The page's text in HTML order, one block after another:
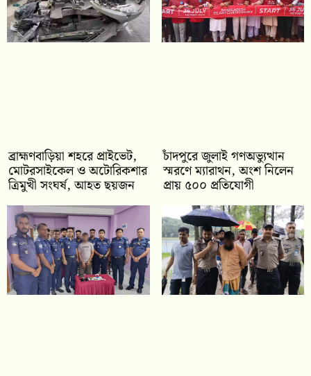
ব্রাহ্মণবাড়িয়া শহরে প্রাইভেট,
মোটরসাইকেল ও অটোরিকশার
ত্রিমুখী সংঘর্ষ, আহত ছয়জন
চাঁদপুরে জুলাই গণঅভ্যুত্থান
স্মরণে ম্যারাথন, অংশ নিলেন
প্রায় ৫০০ প্রতিযোগী